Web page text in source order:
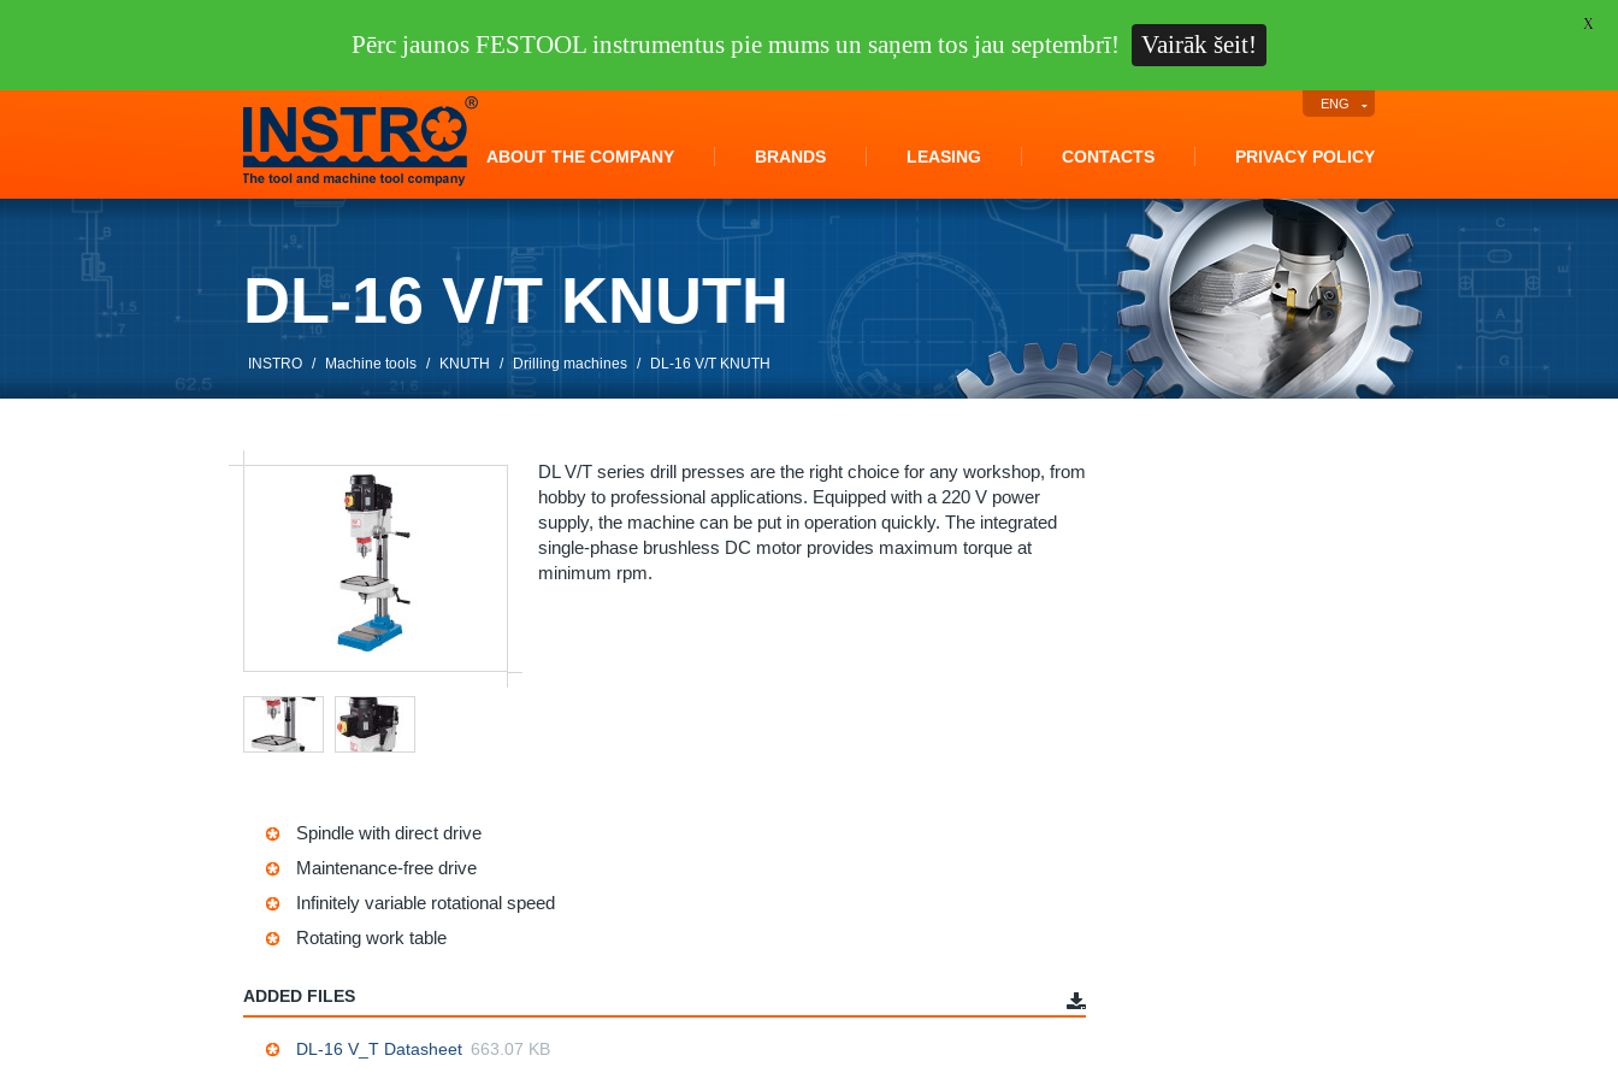
ABOUT THE COMPANY BRANDS LEASING CONTACTS PRIVACY POLICY
ENG
DL-16 V/T KNUTH
INSTRO / Machine tools / KNUTH / Drilling machines / DL-16 V/T KNUTH
DL V/T series drill presses are the right choice for any workshop, from
hobby to professional applications. Equipped with a 220 V power
supply, the machine can be put in operation quickly. The integrated
single-phase brushless DC motor provides maximum torque at
minimum rpm.
Spindle with direct drive
Maintenance-free drive
Infinitely variable rotational speed
Rotating work table
ADDED FILES
DL-16 V_T Datasheet 663.07 KB
Pērc jaunos FESTOOL instrumentus pie mums un saņem tos jau septembrī! Vairāk šeit!
X